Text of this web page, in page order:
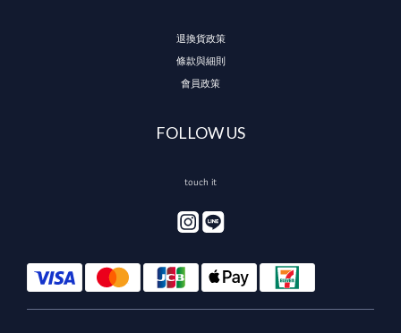
退換貨政策
條款與細則
會員政策
FOLLOW US
touch it